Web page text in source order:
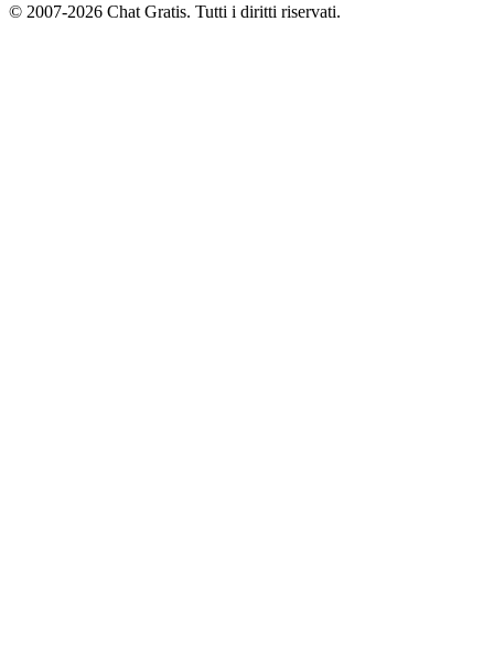
© 2007-2026 Chat Gratis. Tutti i diritti riservati.